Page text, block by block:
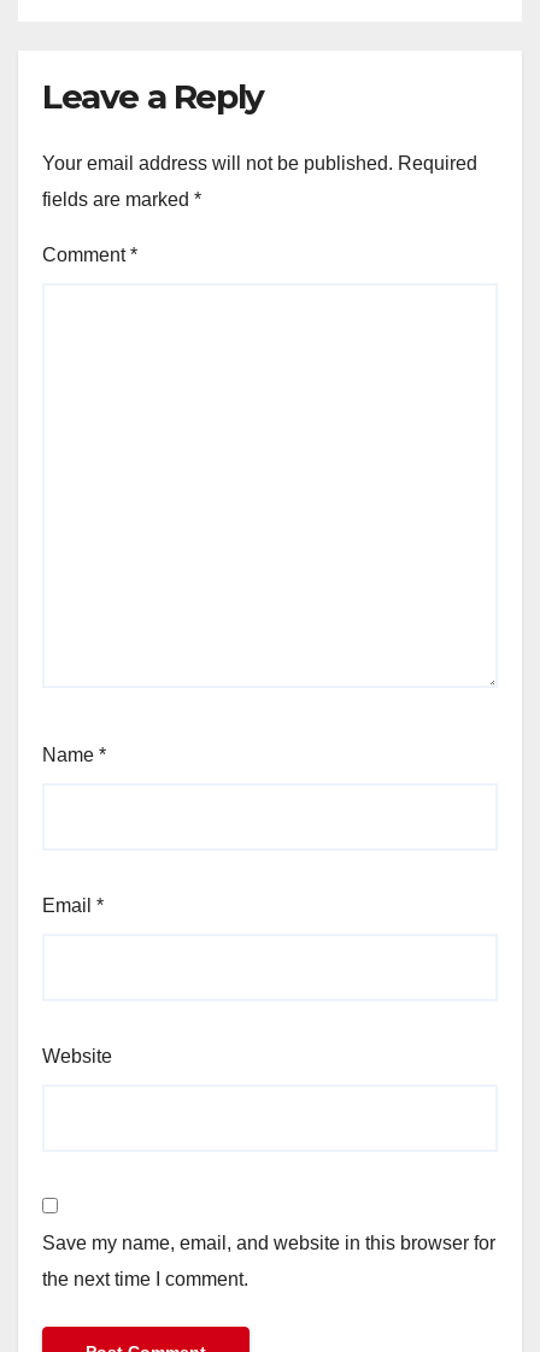
Leave a Reply
Your email address will not be published. Required
fields are marked *
Comment*
Name *
Email *
Website
Save my name, email, and website in this browser for
the next time I comment.